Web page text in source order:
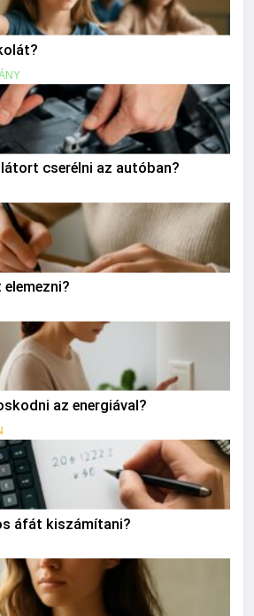
cserélni az autóban?
elemezni?
az energiával?
áfát kiszámítani?